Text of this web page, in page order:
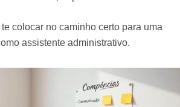
colocar no caminho certo para uma
assistente administrativo.